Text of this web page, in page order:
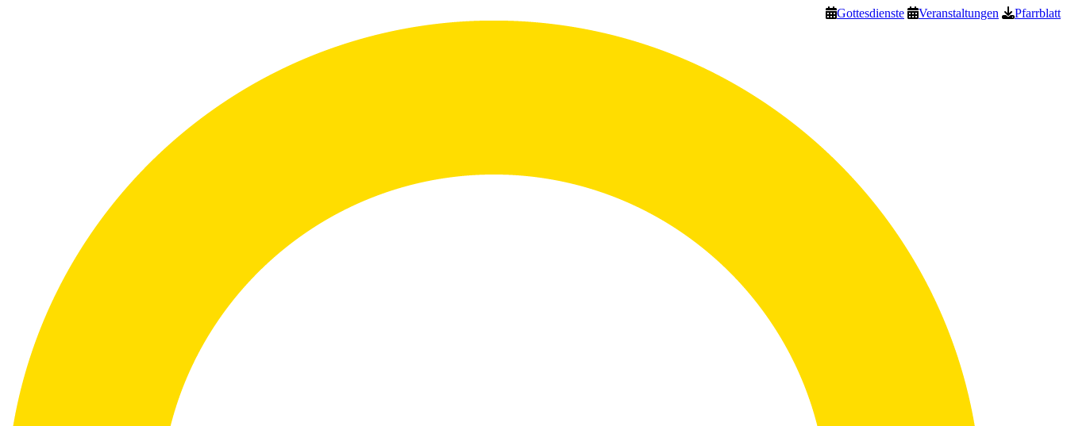
Gottesdienste Veranstaltungen Pfarrblatt